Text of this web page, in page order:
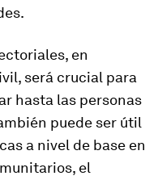
en
será crucial para
hasta las personas
puede ser útil
a nivel de base en
el